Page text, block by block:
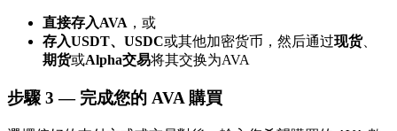
直接存入AVA ，或
存入USDT、USDC或其他加密货币，然后通过现货、
期货或Alpha交易将其交换为AVA
步驟 3 — 完成您的 AVA 購買